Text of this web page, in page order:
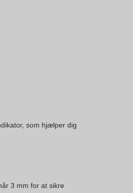
som hjælper dig
3 mm for at sikre